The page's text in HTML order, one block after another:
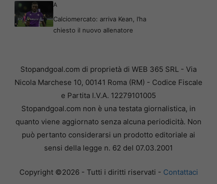
A
Calciomercato: arriva Kean, l’ha
chiesto il nuovo allenatore
Stopandgoal.com di proprietà di WEB 365 SRL - Via
Nicola Marchese 10, 00141 Roma (RM) - Codice Fiscale
e Partita I.V.A. 12279101005
Stopandgoal.com non è una testata giornalistica, in
quanto viene aggiornato senza alcuna periodicità. Non
può pertanto considerarsi un prodotto editoriale ai
sensi della legge n. 62 del 07.03.2001
Copyright ©2026 - Tutti i diritti riservati - Contattaci